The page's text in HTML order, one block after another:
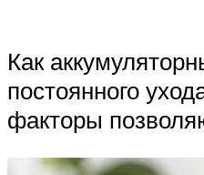
Как
постоянного
факторы